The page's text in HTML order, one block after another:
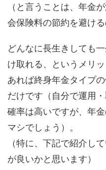
（と言うことは、年金
会保険料の節約を避ける
どんなに長生きしても
け取れる、というメリ
あれば終身年金タイプ
だけです（自分で運用
確率は高いですが、年
マシでしょう）。
（特に、下記で紹介し
が良いかと思います）